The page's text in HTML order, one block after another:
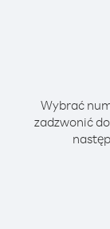
Wybrać
zadzwonić